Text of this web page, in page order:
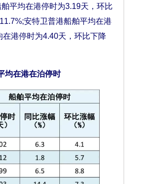
平均在港停时为3.19天，环比
安特卫普港船舶平均在港
港停时为4.40天，环比下降
均在港在泊停时